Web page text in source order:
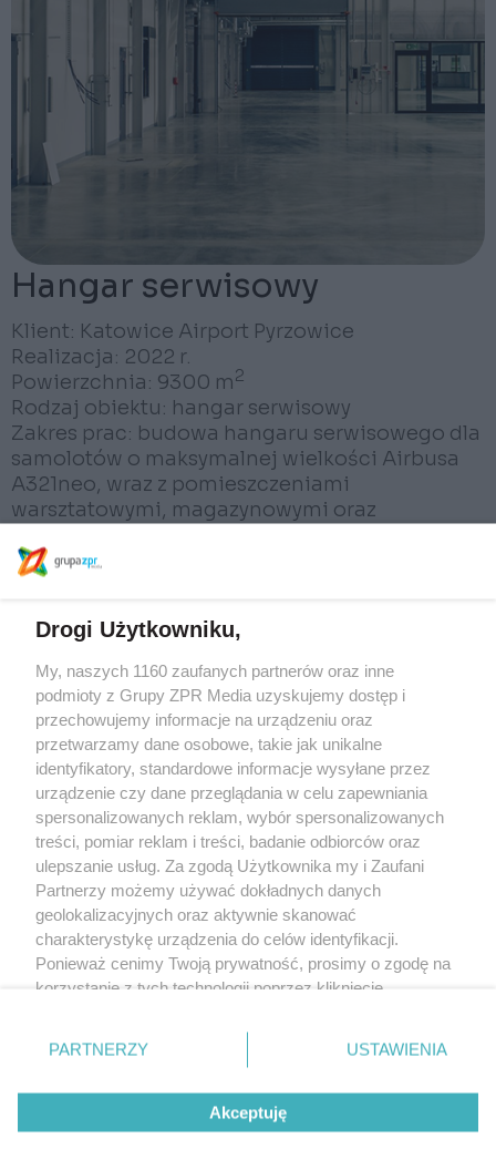
Hangar serwisowy
Klient: Katowice Airport Pyrzowice
Realizacja: 2022 r.
Powierzchnia: 9300 m2
Rodzaj obiektu: hangar serwisowy
Zakres prac: budowa hangaru serwisowego dla
samolotów o maksymalnej wielkości Airbusa
A321neo, wraz z pomieszczeniami
warsztatowymi, magazynowymi oraz
socjalnym
Żaden utwór zamieszczony w serwisie nie może być powielany i rozpowszechniany lub
dalej rozpowszechniany w jakikolwiek sposób (w tym także elektroniczny lub
mechaniczny) na jakimkolwiek polu eksploatacji w jakiejkolwiek formie, włącznie z
umieszczaniem w Internecie bez pisemnej zgody właściciela praw. Jakiekolwiek użycie
lub wykorzystanie utworów w całości lub w części z naruszeniem prawa, tzn. bez
właściwej zgody, jest zabronione pod groźbą kary i może być ścigane prawnie.
Nasze serwisy ^
Drogi Użytkowniku,
My, naszych 1160 zaufanych partnerów oraz inne
podmioty z Grupy ZPR Media uzyskujemy dostęp i
przechowujemy informacje na urządzeniu oraz
przetwarzamy dane osobowe, takie jak unikalne
identyfikatory, standardowe informacje wysyłane przez
urządzenie czy dane przeglądania w celu zapewniania
spersonalizowanych reklam, wybór spersonalizowanych
treści, pomiar reklam i treści, badanie odbiorców oraz
ulepszanie usług. Za zgodą Użytkownika my i Zaufani
Partnerzy możemy używać dokładnych danych
geolokalizacyjnych oraz aktywnie skanować
charakterystykę urządzenia do celów identyfikacji.
Ponieważ cenimy Twoją prywatność, prosimy o zgodę na
korzystanie z tych technologii poprzez kliknięcie
zmienić/wycofać klikając przycisk ustawień prywatności
znajdujący się w lewym dolnym rogu strony
rodzaje przetwarzania danych nie wymagają zgody
użytkownika, ale masz prawo sprzeciwić się takiemu
przetwarzaniu. Preferencje będą miały zastosowanie tylko
PARTNERZY USTAWIENIA
Akceptuję